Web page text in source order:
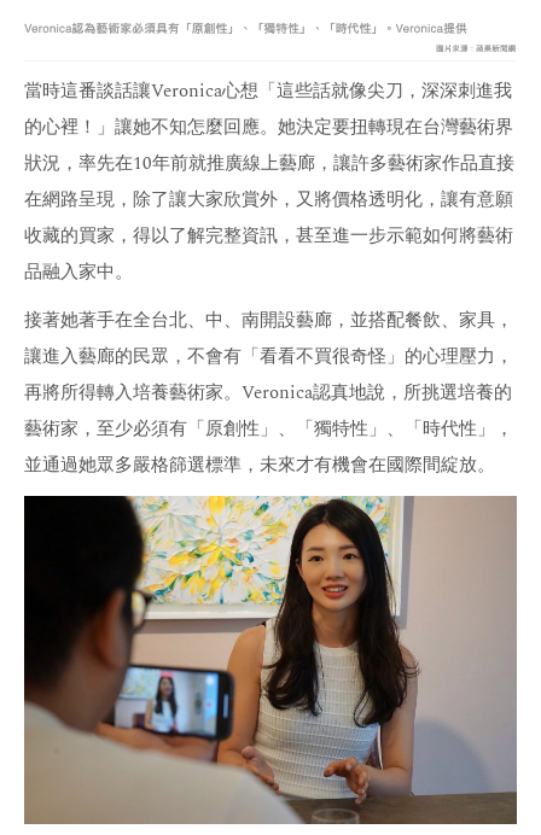
當時這番談話讓Veronica心想「這些話就像尖刀，深深刺進我
的心裡！」讓她不知怎麼回應。她決定要扭轉現在台灣藝術界
狀況，率先在10年前就推廣線上藝廊，讓許多藝術家作品直接
在網路呈現，除了讓大家欣賞外，又將價格透明化，讓有意願
收藏的買家，得以了解完整資訊，甚至進一步示範如何將藝術
品融入家中。
接著她著手在全台北、中、南開設藝廊，並搭配餐飲、家具，
讓進入藝廊的民眾，不會有「看看不買很奇怪」的心理壓力，
再將所得轉入培養藝術家。Veronica認真地說，所挑選培養的
藝術家，至少必須有「原創性」、「獨特性」、「時代性」，
並通過她眾多嚴格篩選標準，未來才有機會在國際間綻放。